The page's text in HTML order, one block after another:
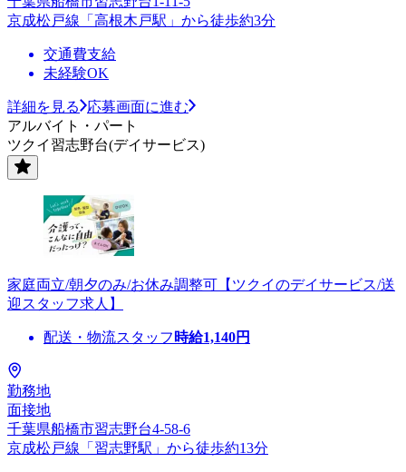
京成松戸線「高根木戸駅」から徒歩約3分
交通費支給
未経験OK
詳細を見る
応募画面に進む
アルバイト・パート
ツクイ習志野台(デイサービス)
家庭両立/朝夕のみ/お休み調整可【ツクイのデイサービス/送
迎スタッフ求人】
配送・物流スタッフ 時給1,140円
勤務地
面接地
千葉県船橋市習志野台4-58-6
京成松戸線「習志野駅」から徒歩約13分